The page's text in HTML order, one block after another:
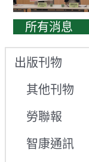
所有消息
出版刊物
其他刊物
勞聯報
智康通訊